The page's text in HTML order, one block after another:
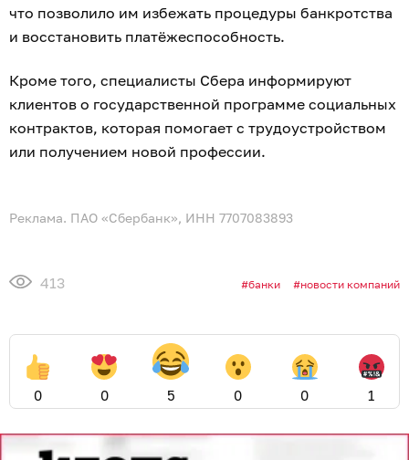
что позволило им избежать процедуры банкротства
и восстановить платёжеспособность.
Кроме того, специалисты Сбера информируют
клиентов о государственной программе социальных
контрактов, которая помогает с трудоустройством
или получением новой профессии.
Реклама. ПАО «Сбербанк», ИНН 7707083893
413 банки новости компаний
0 0 5 0 0 1